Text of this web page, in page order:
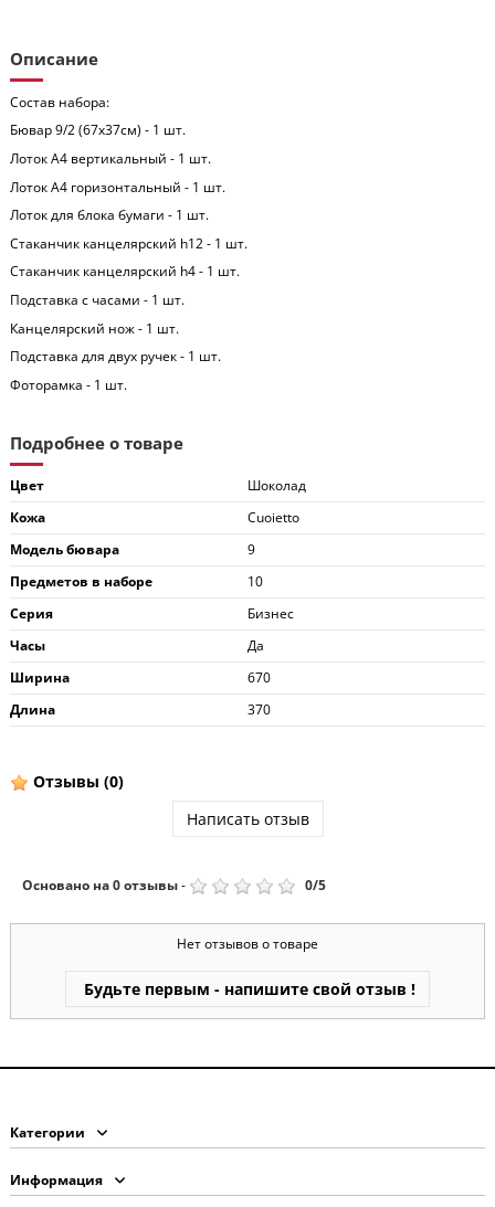
Описание
Состав набора:
Бювар 9/2 (67x37см) - 1 шт.
Лоток А4 вертикальный - 1 шт.
Лоток А4 горизонтальный - 1 шт.
Лоток для блока бумаги - 1 шт.
Стаканчик канцелярский h12 - 1 шт.
Стаканчик канцелярский h4 - 1 шт.
Подставка с часами - 1 шт.
Канцелярский нож - 1 шт.
Подставка для двух ручек - 1 шт.
Фоторамка - 1 шт.
Подробнее о товаре
Цвет
Шоколад
Кожа
Cuoietto
Модель бювара
9
Предметов в наборе
10
Серия
Бизнес
Часы
Да
Ширина
670
Длина
370
Отзывы (0)
Написать отзыв
Основано на0отзывы- 0/5
Нет отзывов о товаре
Будьте первым - напишите свой отзыв !
Категории
Информация